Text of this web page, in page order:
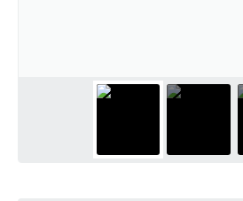
Projeto Nascente Viva